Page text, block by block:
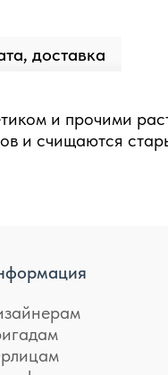
доставка
и прочими
и счищаются